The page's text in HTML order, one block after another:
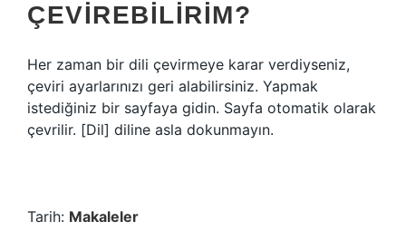
ÇEVIREBILIRIM?
Her zaman bir dili çevirmeye karar verdiyseniz,
çeviri ayarlarınızı geri alabilirsiniz. Yapmak
istediğiniz bir sayfaya gidin. Sayfa otomatik olarak
çevrilir. [Dil] diline asla dokunmayın.
Tarih: Makaleler